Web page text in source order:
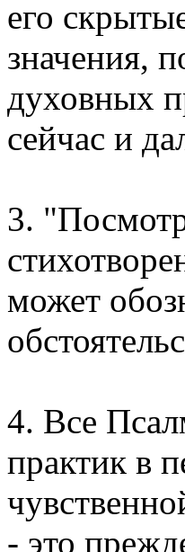
его
значения,
духовных
сейчас и
3.
может
4. Все
практик в
- это